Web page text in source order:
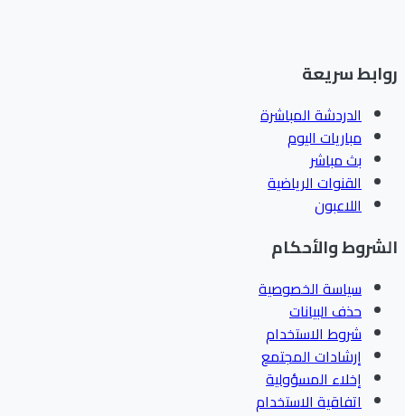
سريعة
الدردشة المباشرة
مباريات اليوم
بث مباشر
القنوات الرياضية
اللاعبون
والأحكام
سياسة الخصوصية
حذف البيانات
شروط الاستخدام
إرشادات المجتمع
إخلاء المسؤولية
اتفاقية الاستخدام